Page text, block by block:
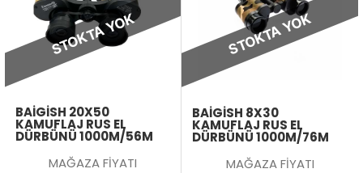
STOKTA YOK
BAIGISH 20X50
KAMUFLAJ RUS EL
DÜRBÜNÜ 1000M/56M
MAĞAZA FİYATI
STOKTA YOK
BAIGISH 8X30
KAMUFLAJ RUS EL
DÜRBÜNÜ 1000M/76M
MAĞAZA FİYATI